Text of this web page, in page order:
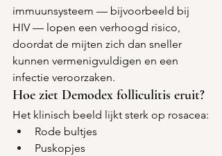
immuunsysteem — bijvoorbeeld bij
HIV — lopen een verhoogd risico,
doordat de mijten zich dan sneller
kunnen vermenigvuldigen en een
infectie veroorzaken.
Hoe ziet Demodex folliculitis eruit?
Het klinisch beeld lijkt sterk op rosacea:
Rode bultjes
Puskopjes